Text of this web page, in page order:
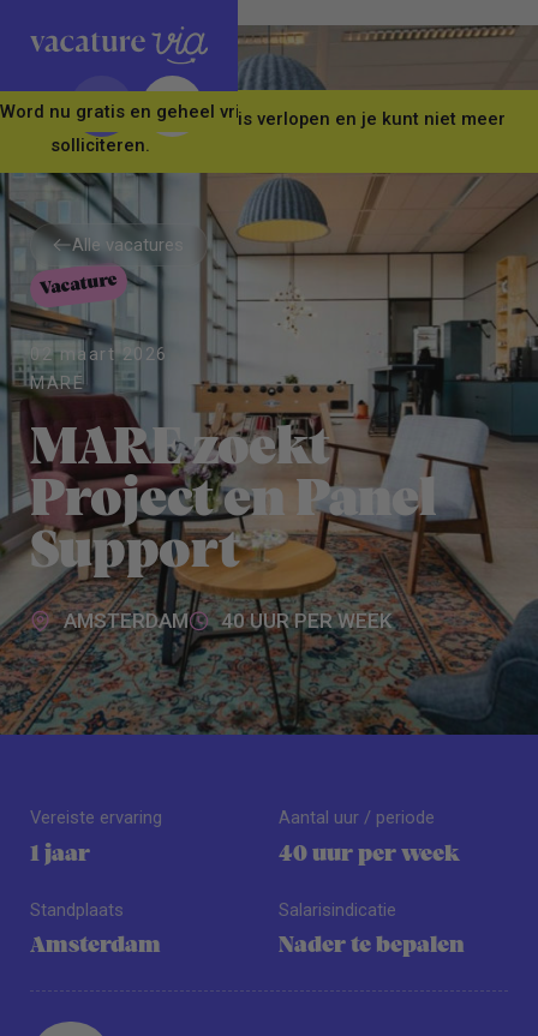
Word nu gratis en geheel vrijblijvend lid van ons Vacature Via
Let op! Deze vacature is verlopen en je kunt niet meer
solliciteren.
Alle vacatures
Alle vacatures
Vacature
02 maart 2026
MARE
MARE zoekt
Project en Panel
Support
AMSTERDAM 40 UUR PER WEEK
Vereiste ervaring
1 jaar
Standplaats
Amsterdam
Aantal uur / periode
40 uur per week
Salarisindicatie
Nader te bepalen